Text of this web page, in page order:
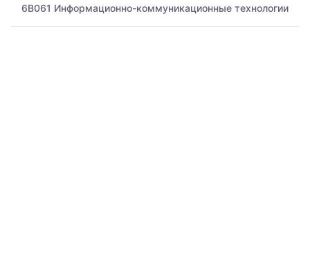
6B061 Информационно-коммуникационные технологии